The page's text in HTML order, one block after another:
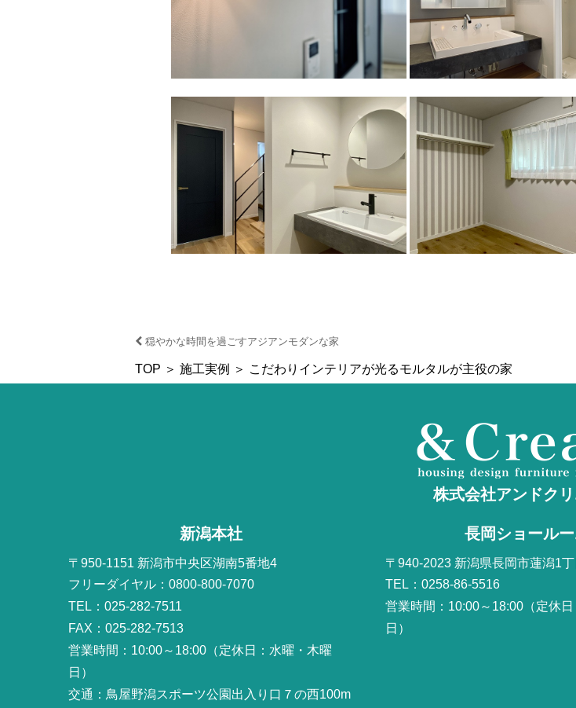
穏やかな時間を過ごすアジアンモダンな家
TOP ＞ 施工実例 ＞ こだわりインテリアが光るモルタルが主役の家
株式会社アンドクリ
新潟本社
〒950-1151 新潟市中央区湖南5番地4
フリーダイヤル：0800-800-7070
TEL：025-282-7511
FAX：025-282-7513
営業時間：10:00～18:00（定休日：水曜・木曜
日）
交通：鳥屋野潟スポーツ公園出入り口７の西100m
長岡ショール
〒940-2023 新潟県長岡市蓮潟1
TEL：0258-86-5516
営業時間：10:00～18:00（定休
日）